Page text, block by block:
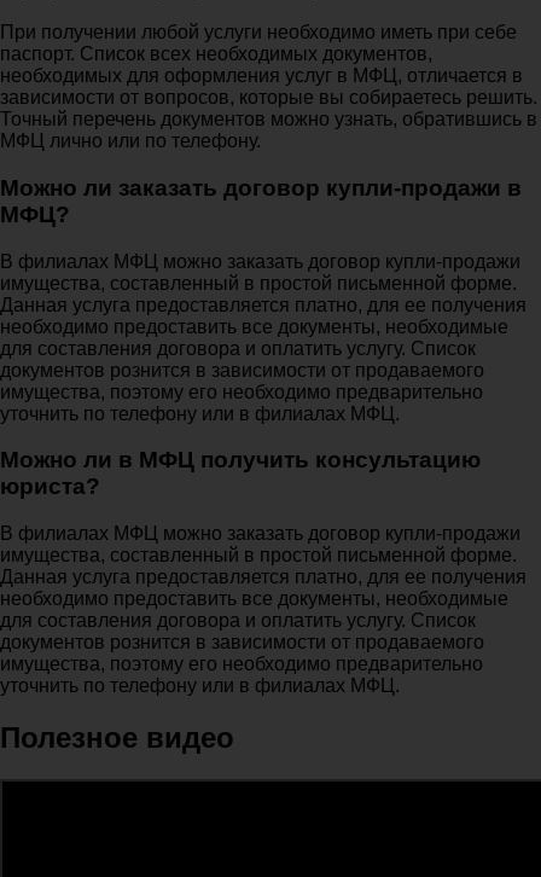
При получении любой услуги необходимо иметь при себе
паспорт. Список всех необходимых документов,
необходимых для оформления услуг в МФЦ, отличается в
зависимости от вопросов, которые вы собираетесь решить.
Точный перечень документов можно узнать, обратившись в
МФЦ лично или по телефону.
Можно ли заказать договор купли-продажи в
МФЦ?
В филиалах МФЦ можно заказать договор купли-продажи
имущества, составленный в простой письменной форме.
Данная услуга предоставляется платно, для ее получения
необходимо предоставить все документы, необходимые
для составления договора и оплатить услугу. Список
документов рознится в зависимости от продаваемого
имущества, поэтому его необходимо предварительно
уточнить по телефону или в филиалах МФЦ.
Можно ли в МФЦ получить консультацию
юриста?
В филиалах МФЦ можно заказать договор купли-продажи
имущества, составленный в простой письменной форме.
Данная услуга предоставляется платно, для ее получения
необходимо предоставить все документы, необходимые
для составления договора и оплатить услугу. Список
документов рознится в зависимости от продаваемого
имущества, поэтому его необходимо предварительно
уточнить по телефону или в филиалах МФЦ.
Полезное видео